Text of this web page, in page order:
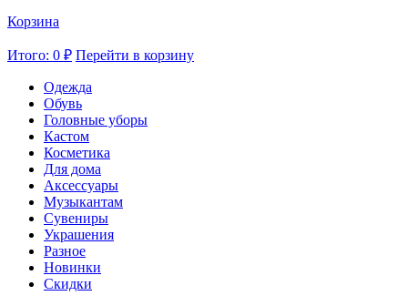
Корзина
Итого: 0 ₽ Перейти в корзину
Одежда
Обувь
Головные уборы
Кастом
Косметика
Для дома
Аксессуары
Музыкантам
Сувениры
Украшения
Разное
Новинки
Скидки